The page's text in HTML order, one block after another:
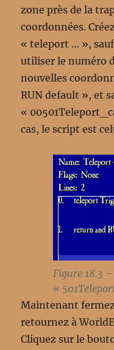
zone près de la
coordonnées.
« teleport … »,
utiliser le numéro
nouvelles
RUN default », et
«
cas, le script est
Figure 18.3
«
Maintenant
retournez à
Cliquez sur le